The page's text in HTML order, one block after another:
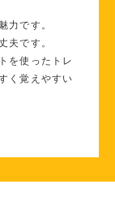
力です。
夫です。
を使ったトレ
く覚えやすい